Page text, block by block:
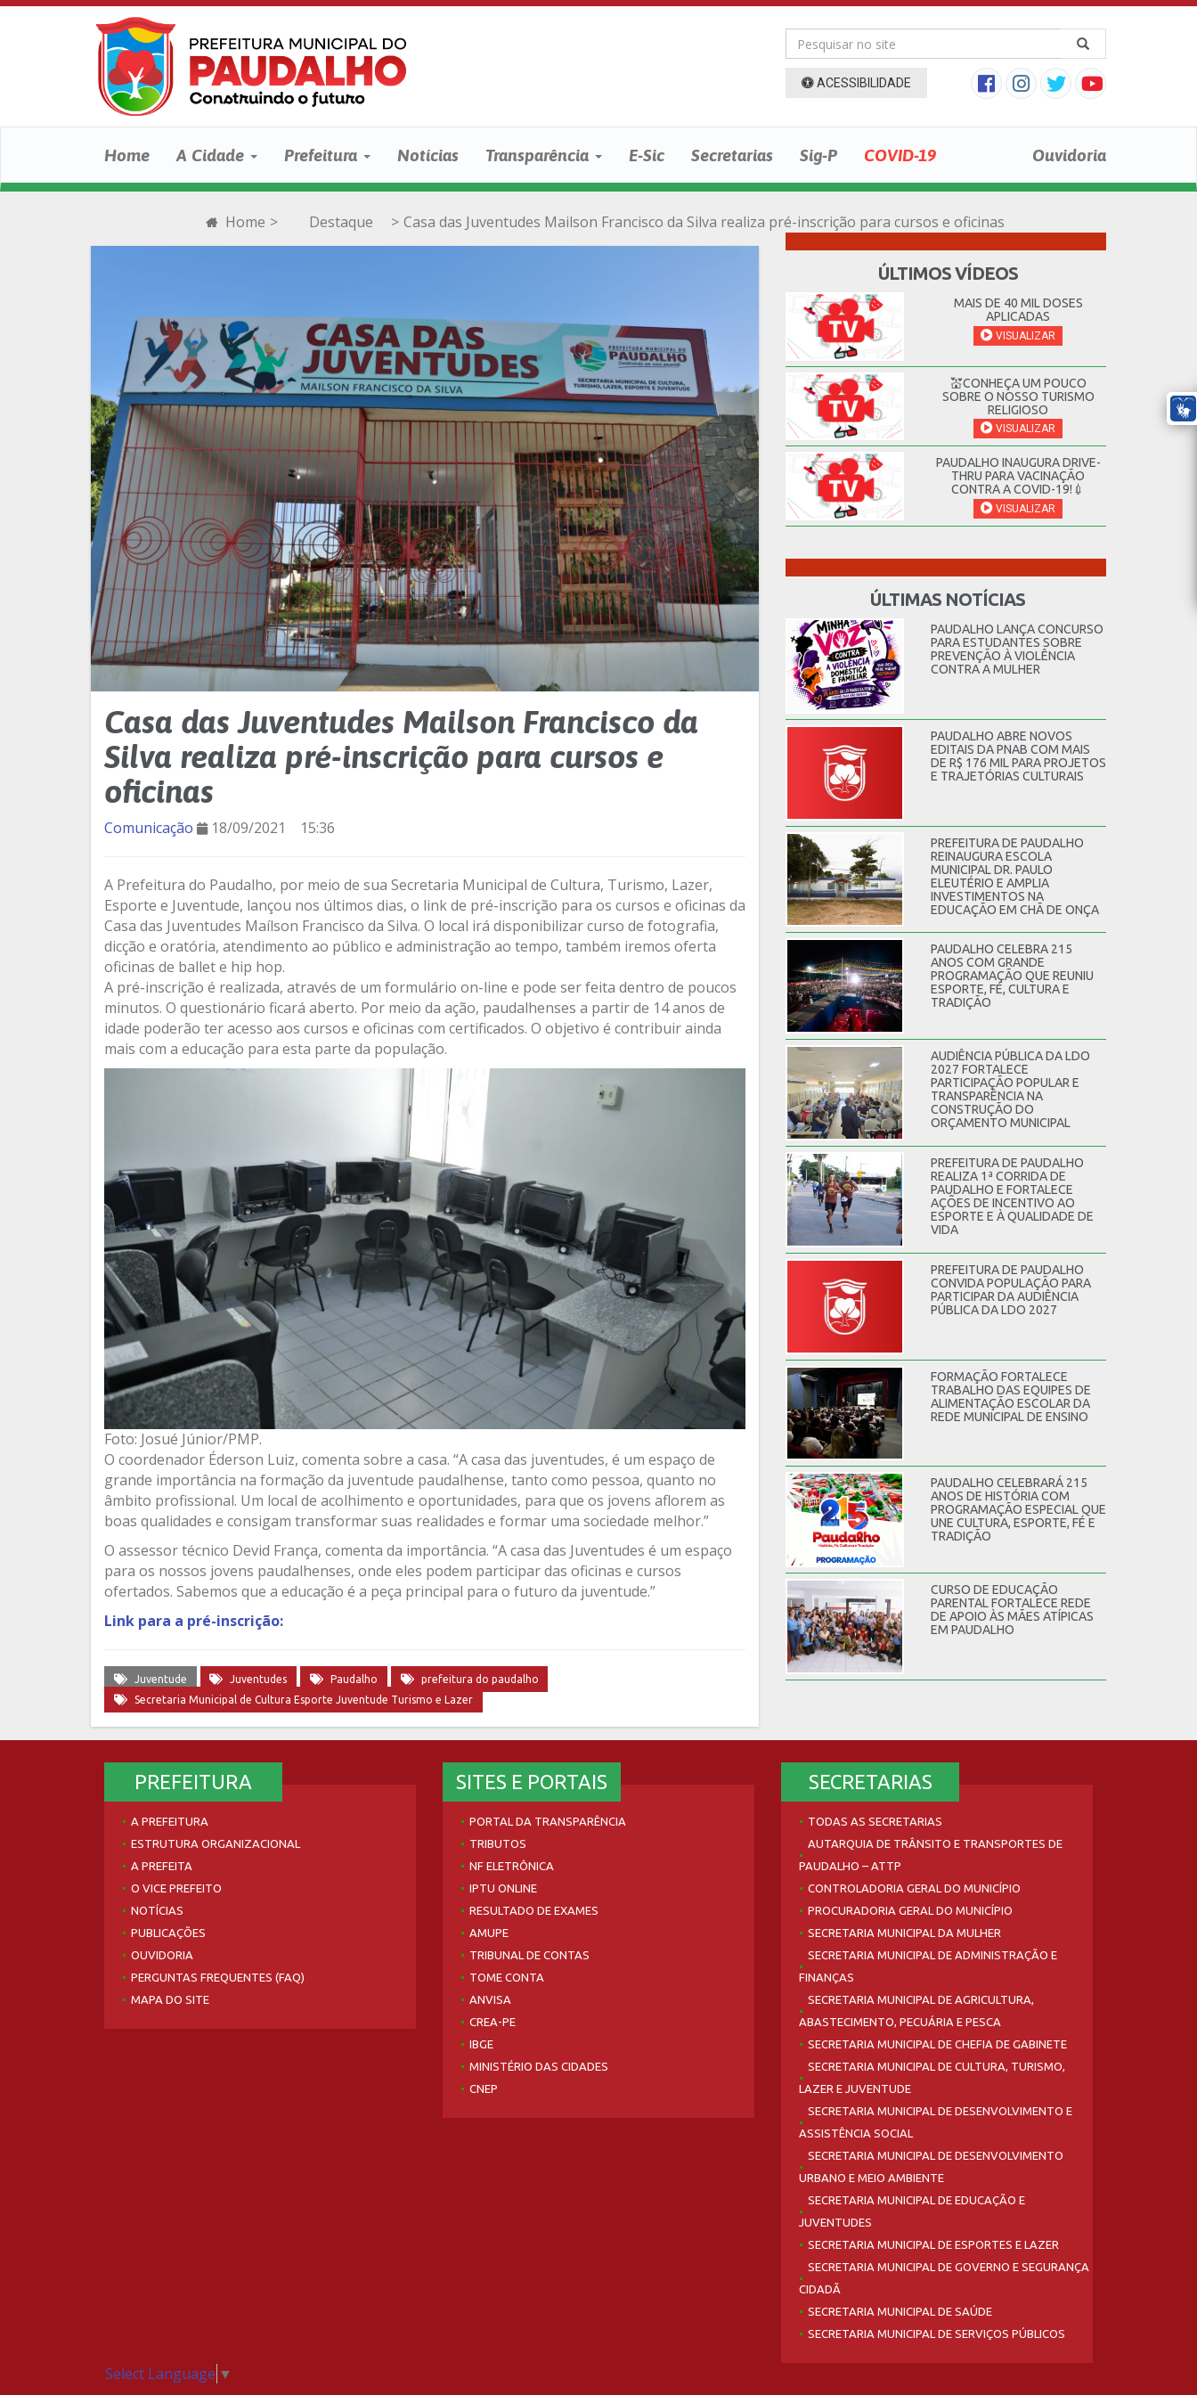
ACESSIBILIDADE
Home A Cidade Prefeitura Notícias Transparência E-Sic Secretarias Sig-P COVID-19 Ouvidoria
Home > Destaque > Casa das Juventudes Mailson Francisco da Silva realiza pré-inscrição para cursos e oficinas
Casa das Juventudes Mailson Francisco da
Silva realiza pré-inscrição para cursos e
oficinas
Comunicação 18/09/2021 15:36
A Prefeitura do Paudalho, por meio de sua Secretaria Municipal de Cultura, Turismo, Lazer,
Esporte e Juventude, lançou nos últimos dias, o link de pré-inscrição para os cursos e oficinas da
Casa das Juventudes Maílson Francisco da Silva. O local irá disponibilizar curso de fotografia,
dicção e oratória, atendimento ao público e administração ao tempo, também iremos oferta
oficinas de ballet e hip hop.
A pré-inscrição é realizada, através de um formulário on-line e pode ser feita dentro de poucos
minutos. O questionário ficará aberto. Por meio da ação, paudalhenses a partir de 14 anos de
idade poderão ter acesso aos cursos e oficinas com certificados. O objetivo é contribuir ainda
mais com a educação para esta parte da população.
Foto: Josué Júnior/PMP.
O coordenador Éderson Luiz, comenta sobre a casa. “A casa das juventudes, é um espaço de
grande importância na formação da juventude paudalhense, tanto como pessoa, quanto no
âmbito profissional. Um local de acolhimento e oportunidades, para que os jovens aflorem as
boas qualidades e consigam transformar suas realidades e formar uma sociedade melhor.”
O assessor técnico Devid França, comenta da importância. “A casa das Juventudes é um espaço
para os nossos jovens paudalhenses, onde eles podem participar das oficinas e cursos
ofertados. Sabemos que a educação é a peça principal para o futuro da juventude.”
Link para a pré-inscrição:
Juventude Juventudes Paudalho
prefeitura do paudalho
Secretaria Municipal de Cultura Esporte Juventude Turismo e Lazer
ÚLTIMOS VÍDEOS
MAIS DE 40 MIL DOSES
APLICADAS
VISUALIZAR
💒CONHEÇA UM POUCO
SOBRE O NOSSO TURISMO
RELIGIOSO
VISUALIZAR
PAUDALHO INAUGURA DRIVE-
THRU PARA VACINAÇÃO
CONTRA A COVID-19!💉
VISUALIZAR
ÚLTIMAS NOTÍCIAS
PAUDALHO LANÇA CONCURSO
PARA ESTUDANTES SOBRE
PREVENÇÃO À VIOLÊNCIA
CONTRA A MULHER
PAUDALHO ABRE NOVOS
EDITAIS DA PNAB COM MAIS
DE R$ 176 MIL PARA PROJETOS
E TRAJETÓRIAS CULTURAIS
PREFEITURA DE PAUDALHO
REINAUGURA ESCOLA
MUNICIPAL DR. PAULO
ELEUTÉRIO E AMPLIA
INVESTIMENTOS NA
EDUCAÇÃO EM CHÃ DE ONÇA
PAUDALHO CELEBRA 215
ANOS COM GRANDE
PROGRAMAÇÃO QUE REUNIU
ESPORTE, FÉ, CULTURA E
TRADIÇÃO
AUDIÊNCIA PÚBLICA DA LDO
2027 FORTALECE
PARTICIPAÇÃO POPULAR E
TRANSPARÊNCIA NA
CONSTRUÇÃO DO
ORÇAMENTO MUNICIPAL
PREFEITURA DE PAUDALHO
REALIZA 1ª CORRIDA DE
PAUDALHO E FORTALECE
AÇÕES DE INCENTIVO AO
ESPORTE E À QUALIDADE DE
VIDA
PREFEITURA DE PAUDALHO
CONVIDA POPULAÇÃO PARA
PARTICIPAR DA AUDIÊNCIA
PÚBLICA DA LDO 2027
FORMAÇÃO FORTALECE
TRABALHO DAS EQUIPES DE
ALIMENTAÇÃO ESCOLAR DA
REDE MUNICIPAL DE ENSINO
PAUDALHO CELEBRARÁ 215
ANOS DE HISTÓRIA COM
PROGRAMAÇÃO ESPECIAL QUE
UNE CULTURA, ESPORTE, FÉ E
TRADIÇÃO
CURSO DE EDUCAÇÃO
PARENTAL FORTALECE REDE
DE APOIO ÀS MÃES ATÍPICAS
EM PAUDALHO
PREFEITURA
A PREFEITURA
ESTRUTURA ORGANIZACIONAL
A PREFEITA
O VICE PREFEITO
NOTÍCIAS
PUBLICAÇÕES
OUVIDORIA
PERGUNTAS FREQUENTES (FAQ)
MAPA DO SITE
SITES E PORTAIS
PORTAL DA TRANSPARÊNCIA
TRIBUTOS
NF ELETRÔNICA
IPTU ONLINE
RESULTADO DE EXAMES
AMUPE
TRIBUNAL DE CONTAS
TOME CONTA
ANVISA
CREA-PE
IBGE
MINISTÉRIO DAS CIDADES
CNEP
SECRETARIAS
TODAS AS SECRETARIAS
AUTARQUIA DE TRÂNSITO E TRANSPORTES DE
PAUDALHO – ATTP
CONTROLADORIA GERAL DO MUNICÍPIO
PROCURADORIA GERAL DO MUNICÍPIO
SECRETARIA MUNICIPAL DA MULHER
SECRETARIA MUNICIPAL DE ADMINISTRAÇÃO E
FINANÇAS
SECRETARIA MUNICIPAL DE AGRICULTURA,
ABASTECIMENTO, PECUÁRIA E PESCA
SECRETARIA MUNICIPAL DE CHEFIA DE GABINETE
SECRETARIA MUNICIPAL DE CULTURA, TURISMO,
LAZER E JUVENTUDE
SECRETARIA MUNICIPAL DE DESENVOLVIMENTO E
ASSISTÊNCIA SOCIAL
SECRETARIA MUNICIPAL DE DESENVOLVIMENTO
URBANO E MEIO AMBIENTE
SECRETARIA MUNICIPAL DE EDUCAÇÃO E
JUVENTUDES
SECRETARIA MUNICIPAL DE ESPORTES E LAZER
SECRETARIA MUNICIPAL DE GOVERNO E SEGURANÇA
CIDADÃ
SECRETARIA MUNICIPAL DE SAÚDE
SECRETARIA MUNICIPAL DE SERVIÇOS PÚBLICOS
Select Language ▼